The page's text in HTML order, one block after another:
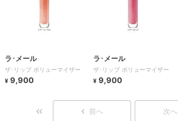
ラ･メール
ザ･リップ ボリューマイザー
¥ 9,900
ラ･メール
ザ･リップ ボリューマイザー
¥ 9,900
前へ 次へ